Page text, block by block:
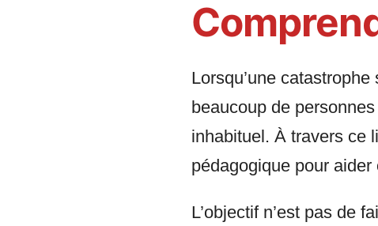
Lorsqu’une
beaucoup de
inhabituel. À travers ce
pédagogique pour
L’objectif n’est pas de